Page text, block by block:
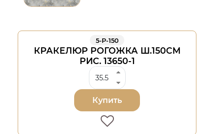
5-Р-150
КРАКЕЛЮР РОГОЖКА Ш.150СМ
РИС. 13650-1
Купить